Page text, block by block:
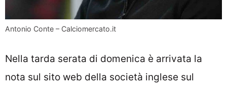
Antonio Conte – Calciomercato.it
Nella tarda serata di domenica è arrivata la
nota sul sito web della società inglese sul